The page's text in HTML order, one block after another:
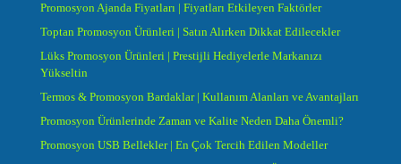
Promosyon Ajanda Fiyatları | Fiyatları Etkileyen Faktörler
Toptan Promosyon Ürünleri | Satın Alırken Dikkat Edilecekler
Lüks Promosyon Ürünleri | Prestijli Hediyelerle Markanızı
Yükseltin
Termos & Promosyon Bardaklar | Kullanım Alanları ve Avantajları
Promosyon Ürünlerinde Zaman ve Kalite Neden Daha Önemli?
Promosyon USB Bellekler | En Çok Tercih Edilen Modeller